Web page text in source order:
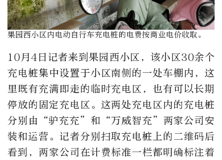
果园西小区内电动自行车充电桩的电费按商业电价收取。
10月4日记者来到果园西小区，该小区30余个
充电桩集中设置于小区南侧的一处车棚内，这
里既有充满即走的临时充电区，也有可以长期
停放的固定充电区。这两处充电区内的充电桩
分别由“驴充充”和“万威智充”两家公司安
装和运营。记者分别扫取充电桩上的二维码后
看到，两家公司在计费标准一栏都明确标注着